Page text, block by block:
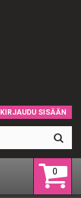
KIRJAUDU SISÄÄN
0